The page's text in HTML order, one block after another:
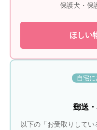
保護犬・保
ほしい
自宅
郵送
以下の「お受取りして